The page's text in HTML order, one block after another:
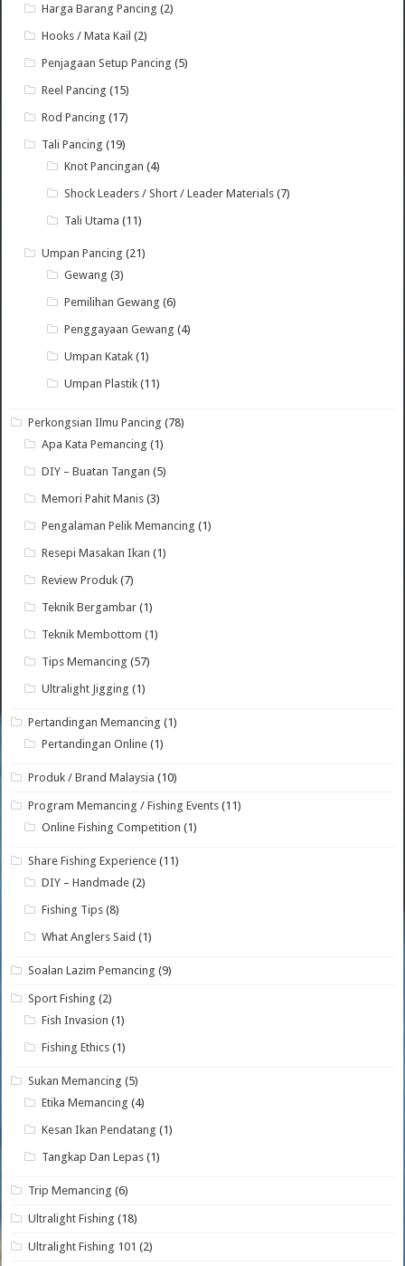
Harga Barang Pancing (2)
Hooks / Mata Kail (2)
Penjagaan Setup Pancing (5)
Reel Pancing (15)
Rod Pancing (17)
Tali Pancing (19)
Knot Pancingan (4)
Shock Leaders / Short / Leader Materials (7)
Tali Utama (11)
Umpan Pancing (21)
Gewang (3)
Pemilihan Gewang (6)
Penggayaan Gewang (4)
Umpan Katak (1)
Umpan Plastik (11)
Perkongsian Ilmu Pancing (78)
Apa Kata Pemancing (1)
DIY – Buatan Tangan (5)
Memori Pahit Manis (3)
Pengalaman Pelik Memancing (1)
Resepi Masakan Ikan (1)
Review Produk (7)
Teknik Bergambar (1)
Teknik Membottom (1)
Tips Memancing (57)
Ultralight Jigging (1)
Pertandingan Memancing (1)
Pertandingan Online (1)
Produk / Brand Malaysia (10)
Program Memancing / Fishing Events (11)
Online Fishing Competition (1)
Share Fishing Experience (11)
DIY – Handmade (2)
Fishing Tips (8)
What Anglers Said (1)
Soalan Lazim Pemancing (9)
Sport Fishing (2)
Fish Invasion (1)
Fishing Ethics (1)
Sukan Memancing (5)
Etika Memancing (4)
Kesan Ikan Pendatang (1)
Tangkap Dan Lepas (1)
Trip Memancing (6)
Ultralight Fishing (18)
Ultralight Fishing 101 (2)